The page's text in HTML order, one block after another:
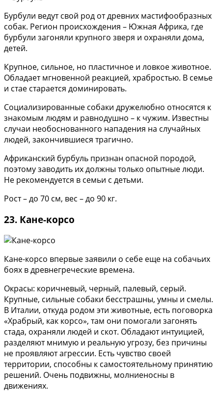
Бурбули ведут свой род от древних мастифообразных
собак. Регион происхождения – Южная Африка, где
бурбули загоняли крупного зверя и охраняли дома,
детей.
Крупное, сильное, но пластичное и ловкое животное.
Обладает мгновенной реакцией, храбростью. В семье
и стае старается доминировать.
Социализированные собаки дружелюбно относятся к
знакомым людям и равнодушно – к чужим. Известны
случаи необоснованного нападения на случайных
людей, закончившиеся трагично.
Африканский бурбуль признан опасной породой,
поэтому заводить их должны только опытные люди.
Не рекомендуется в семьи с детьми.
Рост – до 70 см, вес – до 90 кг.
23. Кане-корсо
Кане-корсо впервые заявили о себе еще на собачьих
боях в древнегреческие времена.
Окрасы: коричневый, черный, палевый, серый.
Крупные, сильные собаки бесстрашны, умны и смелы.
В Италии, откуда родом эти животные, есть поговорка
«Храбрый, как корсо», там они помогали загонять
стада, охраняли людей и скот. Обладают интуицией,
разделяют мнимую и реальную угрозу, без причины
не проявляют агрессии. Есть чувство своей
территории, способны к самостоятельному принятию
решений. Очень подвижны, молниеносны в
движениях.